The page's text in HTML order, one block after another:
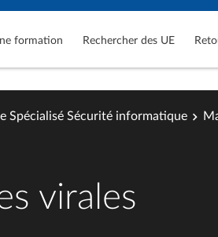
formation Rechercher des UE
Spécialisé Sécurité informatique
virales